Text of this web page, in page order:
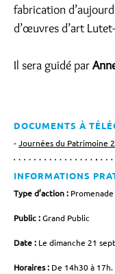
fabrication
d’œuvres d’art
Il sera guidé par
DOCUMENTS À
Journées du Patrimoine
INFORMATIONS
Type d’action :
Public :Grand Public
Date : Le dimanche 21
Horaires : De 14h30 à 17h.